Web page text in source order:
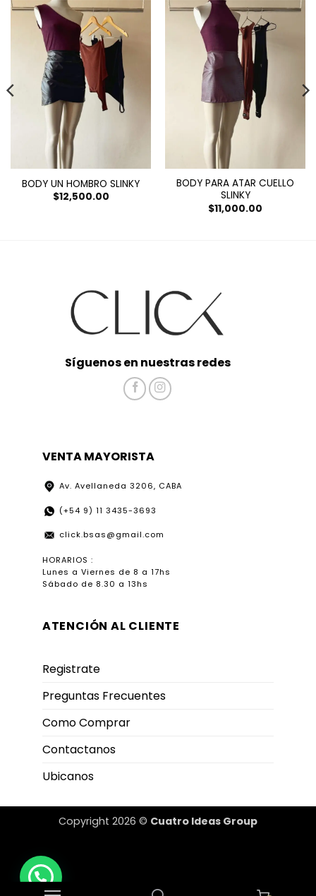
BODY UN HOMBRO SLINKY
$12,500.00
BODY PARA ATAR CUELLO
SLINKY
$11,000.00
Síguenos en nuestras redes
VENTA MAYORISTA
Av. Avellaneda 3206, CABA
(+54 9) 11 3435-3693
click.bsas@gmail.com
HORARIOS :
Lunes a Viernes de 8 a 17hs
Sábado de 8.30 a 13hs
ATENCIÓN AL CLIENTE
Registrate
Preguntas Frecuentes
Como Comprar
Contactanos
Ubicanos
Copyright 2026 © Cuatro Ideas Group